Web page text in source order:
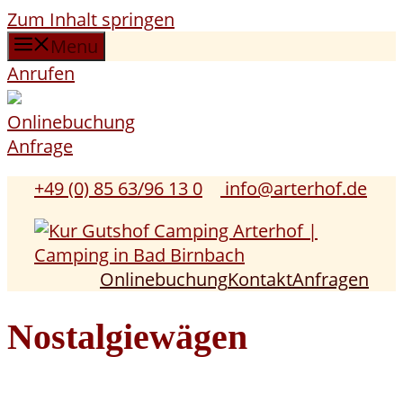
Zum Inhalt springen
Menu
Anrufen
Onlinebuchung
Anfrage
+49 (0) 85 63/96 13 0
info@arterhof.de
OnlinebuchungKontaktAnfragen
Nostalgiewägen